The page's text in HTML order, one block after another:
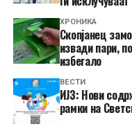
ХРОНИКА
Скопјанец
извади пари,
избегало
ВЕСТИ
ИЈЗ: Нови
рамки на